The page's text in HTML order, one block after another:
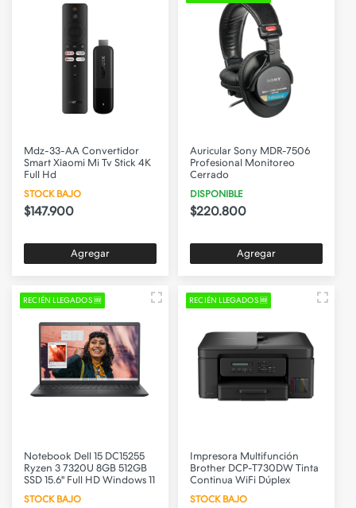
Mdz-33-AA Convertidor
Smart Xiaomi Mi Tv Stick 4K
Full Hd
STOCK BAJO
$147.900
Agregar
Auricular Sony MDR-7506
Profesional Monitoreo
Cerrado
DISPONIBLE
$220.800
Agregar
RECIÉN LLEGADOS 🆕
Notebook Dell 15 DC15255
Ryzen 3 7320U 8GB 512GB
SSD 15.6" Full HD Windows 11
STOCK BAJO
RECIÉN LLEGADOS 🆕
Impresora Multifunción
Brother DCP-T730DW Tinta
Continua WiFi Dúplex
STOCK BAJO